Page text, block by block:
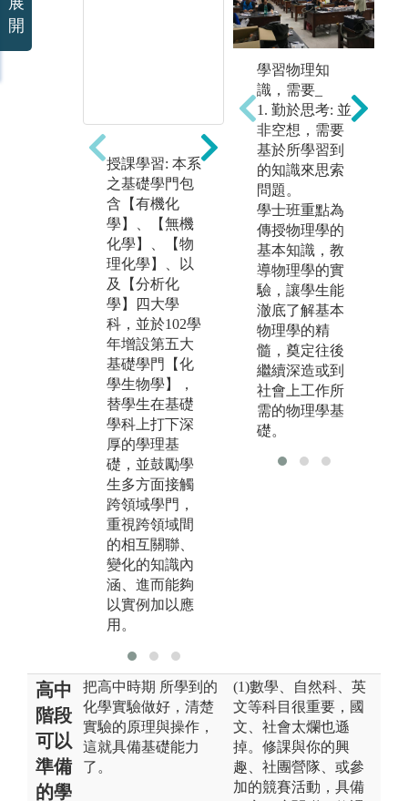
授課學習: 本系
之基礎學門包
含【有機化
學】、【無機
化學】、【物
理化學】、以
及【分析化
學】四大學
科，並於102學
年增設第五大
基礎學門【化
學生物學】，
替學生在基礎
學科上打下深
厚的學理基
礎，並鼓勵學
生多方面接觸
跨領域學門，
重視跨領域間
的相互關聯、
變化的知識內
涵、進而能夠
以實例加以應
用。
實驗操作: 化學
系講究各項實
務操作，以運
用實作經驗與
理論相互印
證，因此設計
了普通化學實
驗、有機化學
實驗、物理化
學實驗、分析
化學實驗，每
一門實作課程
皆須獨立操
作，並以預
討等模式加深
學習物理知
識，需要_
1. 勤於思考: 並
非空想，需要
基於所學習到
的知識來思索
問題。
學士班重點為
傳授物理學的
基本知識，教
導物理學的實
驗，讓學生能
澈底了解基本
物理學的精
髓，奠定往後
繼續深造或到
社會上工作所
需的物理學基
礎。
高中
階段
可以
準備
的學
把高中時期 所學到的
化學實驗做好，清楚
實驗的原理與操作，
這就具備基礎能力
了。
(1)數學、自然科、英
文等科目很重要，國
文、社會太爛也遜
掉。修課與你的興
趣、社團營隊、或參
加的競賽活動，具備
開